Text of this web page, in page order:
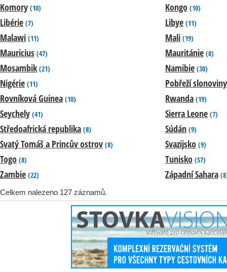
Komory (10) Kongo (10)
Libérie (7) Libye (11)
Malawi (11) Mali (19)
Mauricius (47) Mauritánie (8)
Mosambik (21) Namibie (30)
Nigérie (11)
Pobřeží slonoviny
Rovníková Guinea (10) Rwanda (19)
Seychely (41) Sierra Leone (7)
Středoafrická republika (8) Súdán (9)
Svatý Tomáš a Princův ostrov (8) Svazijsko (9)
Togo (8) Tunisko (57)
Zambie (22) Západní Sahara
Celkem nalezeno 127 záznamů.